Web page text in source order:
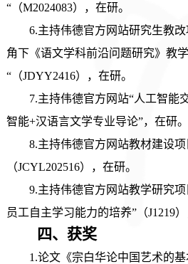
“（M2024083），在研。
6.主持伟德官方网站研究生教
角下《语文学科前沿问题研究》教
“（JDYY2416），在研。
7.主持伟德官方网站“人工智能
智能+汉语言文学专业导论”，在研。
8.主持伟德官方网站教材建设
（JCYL202516），在研。
9.主持伟德官方网站教学研究
员工自主学习能力的培养”（J1219）
四、 获奖
1.论文《宗白华论中国艺术的